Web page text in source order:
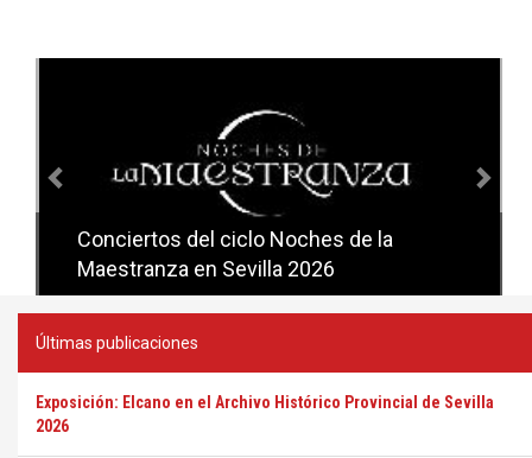
Conciertos del ciclo Noches de la
Maestranza en Sevilla 2026
Conciertos del ciclo Candlelight en
Sevilla
Últimas publicaciones
Exposición: Elcano en el Archivo Histórico Provincial de Sevilla
2026